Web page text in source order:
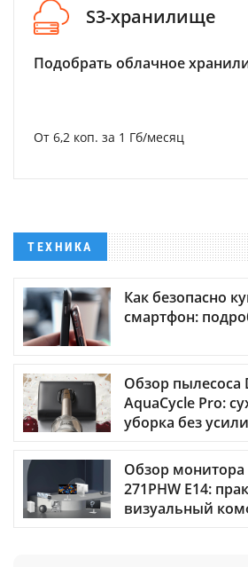
S3-хранилище
Подобрать облачное
От 6,2 коп. за 1 Гб/месяц
ТЕХНИКА
Как безопасно
смартфон:
Обзор пылесоса
AquaCycle Pro:
уборка без
Обзор монитора
271PHW E14:
визуальный